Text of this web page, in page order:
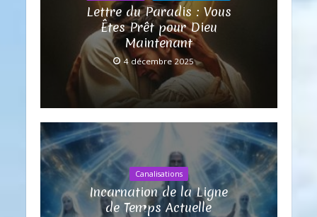
Lettre du Paradis : Vous
Êtes Prêt pour Dieu
Maintenant
4 décembre 2025
Canalisations
Incarnation de la Ligne
de Temps Actuelle